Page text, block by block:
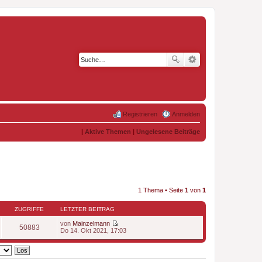
Anmelden
Registrieren
| Aktive Themen | Ungelesene Beiträge
1 Thema • Seite 1 von 1
ZUGRIFFE LETZTER BEITRAG
50883 von Mainzelmann
N
u
s
Do 14. Okt 2021, 17:03